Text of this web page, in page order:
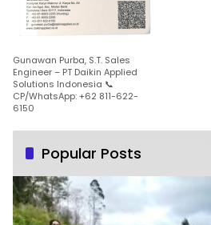
Gunawan Purba, S.T. Sales
Engineer – PT Daikin Applied
Solutions Indonesia 📞
CP/WhatsApp: +62 811-622-
6150
Popular Posts